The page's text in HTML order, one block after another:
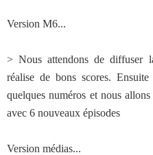
Version M6...
> Nous attendons de diffuser
réalise de bons scores.
quelques numéros et nous
avec 6 nouveaux épisodes
Version médias...